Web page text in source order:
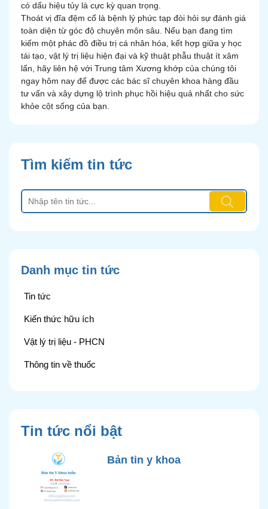
có dấu hiệu tủy là cực kỳ quan trọng.
Thoát vị đĩa đệm cổ là bệnh lý phức tạp đòi hỏi sự đánh giá
toàn diện từ góc độ chuyên môn sâu. Nếu bạn đang tìm
kiếm một phác đồ điều trị cá nhân hóa, kết hợp giữa y học
tái tạo, vật lý trị liệu hiện đại và kỹ thuật phẫu thuật ít xâm
lấn, hãy liên hệ với Trung tâm Xương khớp của chúng tôi
ngay hôm nay để được các bác sĩ chuyên khoa hàng đầu
tư vấn và xây dựng lộ trình phục hồi hiệu quả nhất cho sức
khỏe cột sống của bạn.
Tìm kiếm tin tức
Danh mục tin tức
Tin tức
Kiến thức hữu ích
Vật lý trị liệu - PHCN
Thông tin về thuốc
Tin tức nổi bật
Bản tin y khoa